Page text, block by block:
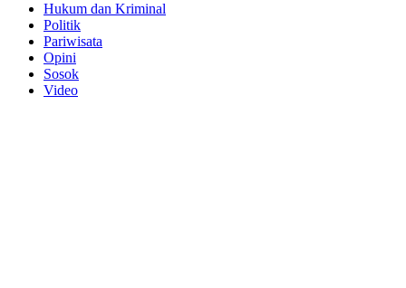
Hukum dan Kriminal
Politik
Pariwisata
Opini
Sosok
Video